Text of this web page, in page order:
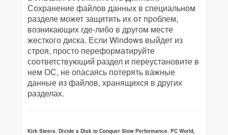
Сохранение файлов данных в специальном
разделе может защитить их от проблем,
возникающих где-либо в другом месте
жесткого диска. Если Windows выйдет из
строя, просто переформатируйте
соответствующий раздел и переустановите в
нем ОС, не опасаясь потерять важные
данные из файлов, хранящихся в других
разделах.
Kirk Steers. Divide a Disk to Conquer Slow Performance. PC World,